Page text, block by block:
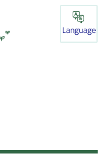
Language